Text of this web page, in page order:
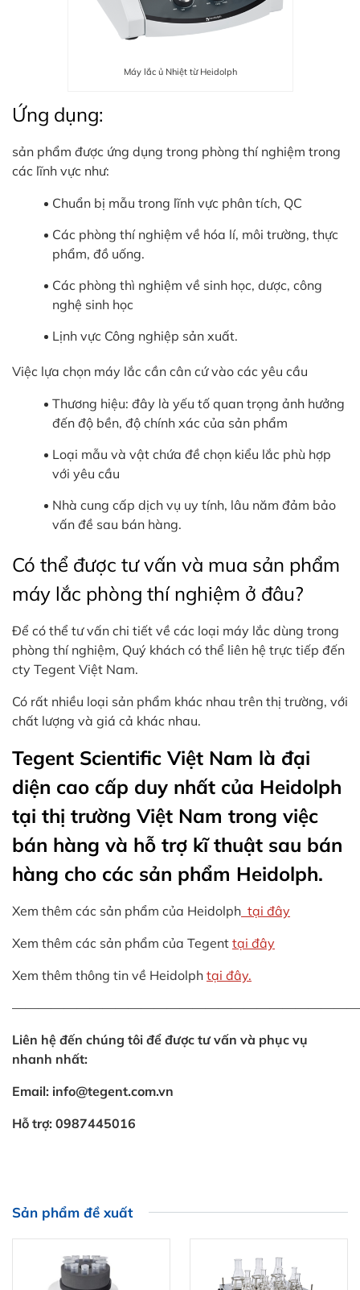
Máy lắc ủ Nhiệt từ Heidolph
Ứng dụng:
sản phẩm được ứng dụng trong phòng thí nghiệm trong
các lĩnh vực như:
Chuẩn bị mẫu trong lĩnh vực phân tích, QC
Các phòng thí nghiệm về hóa lí, môi trường, thực
phẩm, đồ uống.
Các phòng thì nghiệm về sinh học, dược, công
nghệ sinh học
Lịnh vực Công nghiệp sản xuất.
Việc lựa chọn máy lắc cần cân cứ vào các yêu cầu
Thương hiệu: đây là yếu tố quan trọng ảnh hưởng
đến độ bền, độ chính xác của sản phẩm
Loại mẫu và vật chứa đề chọn kiểu lắc phù hợp
với yêu cầu
Nhà cung cấp dịch vụ uy tính, lâu năm đảm bảo
vấn đề sau bán hàng.
Có thể được tư vấn và mua sản phẩm
máy lắc phòng thí nghiệm ở đâu?
Để có thể tư vấn chi tiết về các loại máy lắc dùng trong
phòng thí nghiệm, Quý khách có thể liên hệ trực tiếp đến
cty Tegent Việt Nam.
Có rất nhiều loại sản phẩm khác nhau trên thị trường, với
chất lượng và giá cả khác nhau.
Tegent Scientific Việt Nam là đại
diện cao cấp duy nhất của Heidolph
tại thị trường Việt Nam trong việc
bán hàng và hỗ trợ kĩ thuật sau bán
hàng cho các sản phẩm Heidolph.
Xem thêm các sản phẩm của Heidolph tại đây
Xem thêm các sản phẩm của Tegent tại đây
Xem thêm thông tin về Heidolph tại đây.
Liên hệ đến chúng tôi để được tư vấn và phục vụ
nhanh nhất:
Email: info@tegent.com.vn
Hỗ trợ: 0987445016
Sản phẩm đề xuất